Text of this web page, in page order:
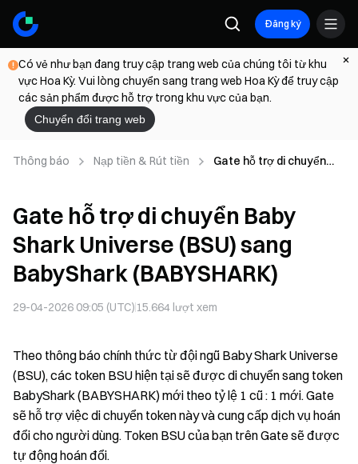
Đăng ký
Có vẻ như bạn đang truy cập trang web của chúng tôi từ khu
vực Hoa Kỳ. Vui lòng chuyển sang trang web Hoa Kỳ để truy cập
các sản phẩm được hỗ trợ trong khu vực của bạn.
Chuyển đổi trang web
Thông báo Nạp tiền & Rút tiền
Gate hỗ trợ di chuyển
(BABYSHARK)
Gate hỗ trợ di chuyển Baby
Shark Universe (BSU) sang
BabyShark (BABYSHARK)
29-04-2026 09:05 (UTC) 15.664 lượt xem
Theo thông báo chính thức từ đội ngũ Baby Shark Universe
(BSU), các token BSU hiện tại sẽ được di chuyển sang token
BabyShark (BABYSHARK) mới theo tỷ lệ 1 cũ : 1 mới. Gate
sẽ hỗ trợ việc di chuyển token này và cung cấp dịch vụ hoán
đổi cho người dùng. Token BSU của bạn trên Gate sẽ được
tự động hoán đổi.